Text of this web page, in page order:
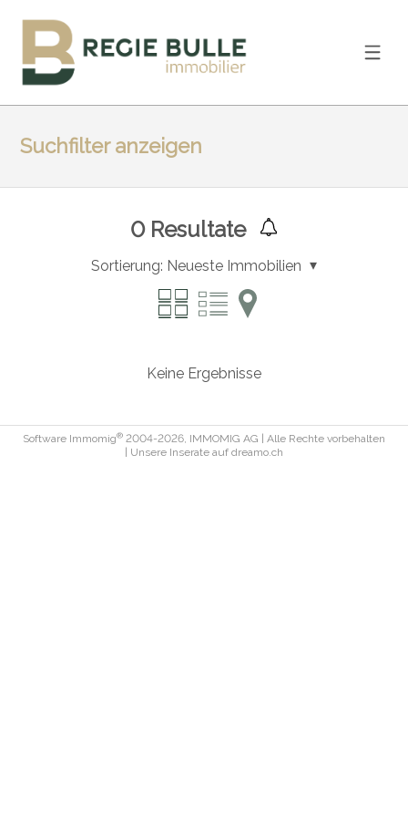
Suchfilter anzeigen
0Resultate
Sortierung: Neueste Immobilien
Keine Ergebnisse
Software Immomig® 2004-2026, IMMOMIG AG | Alle Rechte vorbehalten
| Unsere Inserate auf dreamo.ch